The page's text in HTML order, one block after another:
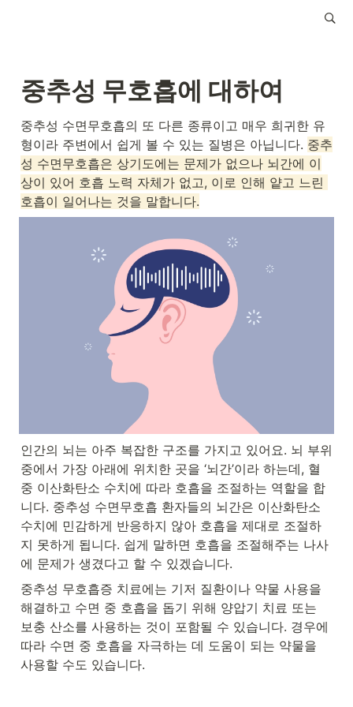
중추성 무호흡에 대하여
중추성 수면무호흡의 또 다른 종류이고 매우 희귀한 유
형이라 주변에서 쉽게 볼 수 있는 질병은 아닙니다. 중추
성 수면무호흡은 상기도에는 문제가 없으나 뇌간에 이
상이 있어 호흡 노력 자체가 없고, 이로 인해 얕고 느린
호흡이 일어나는 것을 말합니다.
인간의 뇌는 아주 복잡한 구조를 가지고 있어요. 뇌 부위
중에서 가장 아래에 위치한 곳을 ‘뇌간’이라 하는데, 혈
중 이산화탄소 수치에 따라 호흡을 조절하는 역할을 합
니다. 중추성 수면무호흡 환자들의 뇌간은 이산화탄소
수치에 민감하게 반응하지 않아 호흡을 제대로 조절하
지 못하게 됩니다. 쉽게 말하면 호흡을 조절해주는 나사
에 문제가 생겼다고 할 수 있겠습니다.
중추성 무호흡증 치료에는 기저 질환이나 약물 사용을
해결하고 수면 중 호흡을 돕기 위해 양압기 치료 또는
보충 산소를 사용하는 것이 포함될 수 있습니다. 경우에
따라 수면 중 호흡을 자극하는 데 도움이 되는 약물을
사용할 수도 있습니다.